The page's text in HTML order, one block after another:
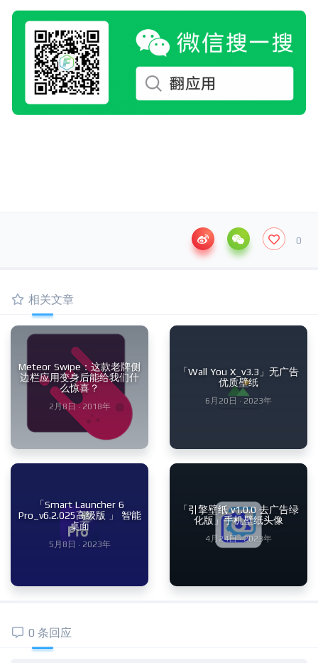
0
相关文章
Meteor Swipe：这款老牌侧
边栏应用变身后能给我们什
么惊喜？
2月8日 · 2018年
「Wall You X_v3.3」无广告
优质壁纸
6月20日 · 2023年
「Smart Launcher 6
Pro_v6.2.025高级版 」 智能
桌面
5月8日 · 2023年
「引擎壁纸 v1.0.0 去广告绿
化版」手机壁纸头像
4月24日 · 2023年
0 条回应